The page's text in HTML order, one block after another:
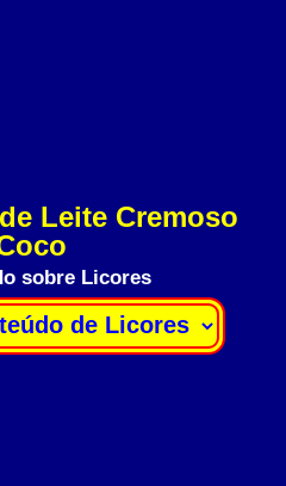
Leite Cremoso
sobre Licores